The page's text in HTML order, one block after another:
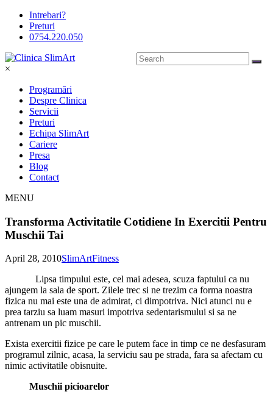
Intrebari?
Preturi
0754.220.050
×
Programări
Despre Clinica
Servicii
Preturi
Echipa SlimArt
Cariere
Presa
Blog
Contact
MENU
Transforma Activitatile Cotidiene In Exercitii Pentru
Muschii Tai
April 28, 2010SlimArtFitness
Lipsa timpului este, cel mai adesea, scuza faptului ca nu
ajungem la sala de sport. Zilele trec si ne trezim ca forma noastra
fizica nu mai este una de admirat, ci dimpotriva. Nici atunci nu e
prea tarziu sa luam masuri impotriva sedentarismului si sa ne
antrenam un pic muschii.
Exista exercitii fizice pe care le putem face in timp ce ne desfasuram
programul zilnic, acasa, la serviciu sau pe strada, fara sa afectam cu
nimic activitatile obisnuite.
Muschii picioarelor